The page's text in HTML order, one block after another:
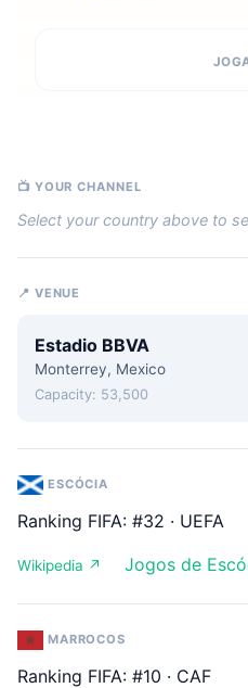
📺 YOUR CHANNEL
Select your country above to
📍 VENUE
Estadio BBVA
Monterrey, Mexico
Capacity: 53,500
ESCÓCIA
Ranking FIFA: #32 · UEFA
Wikipedia ↗ Jogos de
MARROCOS
Ranking FIFA: #10 · CAF